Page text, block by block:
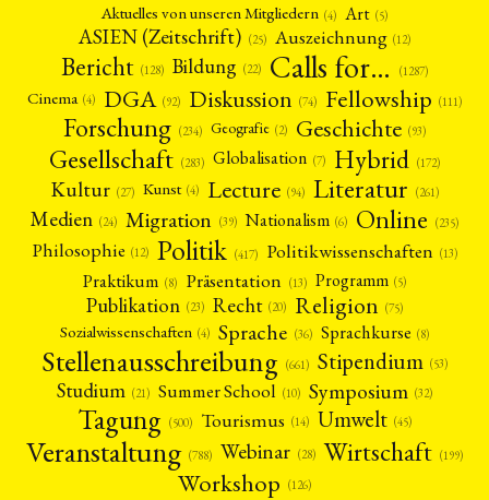
Aktuelles von unseren Mitgliedern (4) Art (5)
ASIEN (Zeitschrift) (25) Auszeichnung (12)
Bericht (128) Bildung (22) Calls for… (1287)
Cinema (4) DGA (92) Diskussion (74) Fellowship (111)
Forschung (234) Geografie (2) Geschichte (93)
Gesellschaft (283) Globalisation (7) Hybrid (172)
Kultur (27) Kunst (4) Lecture (94) Literatur (261)
Medien (24) Migration (39) Nationalism (6) Online (235)
Philosophie (12) Politik (417) Politikwissenschaften (13)
Praktikum (8) Präsentation (13) Programm (5)
Publikation (23) Recht (20) Religion (75)
Sozialwissenschaften (4) Sprache (36) Sprachkurse (8)
Stellenausschreibung (661) Stipendium (53)
Studium (21) Summer School (10) Symposium (32)
Tagung (500) Tourismus (14) Umwelt (45)
Veranstaltung (788) Webinar (28) Wirtschaft (199)
Workshop (126)